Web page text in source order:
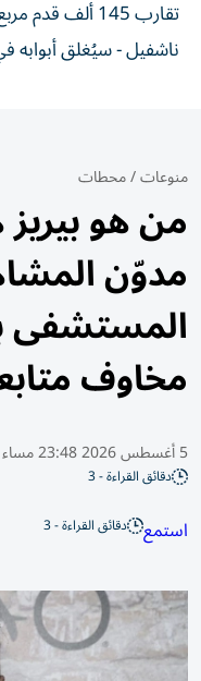
تقارب 145
ناشفيل - سيُغلق أبوابه
منوعات/محطات
من هو
مدوّن
المستشفى
مخاوف
5 أغسطس 2026 23:48 مساء
دقائق القراءة - 3
استمع دقائق القراءة - 3